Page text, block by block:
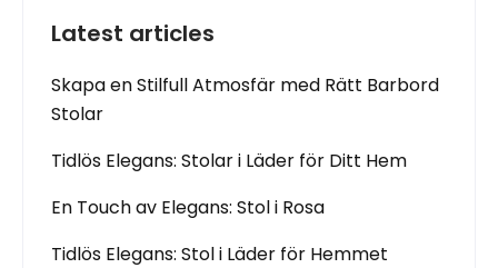
Latest articles
Skapa en Stilfull Atmosfär med Rätt Barbord
Stolar
Tidlös Elegans: Stolar i Läder för Ditt Hem
En Touch av Elegans: Stol i Rosa
Tidlös Elegans: Stol i Läder för Hemmet